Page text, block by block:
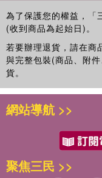
一邊玩繪本，一邊跟
巴士成長套書》三本
這位包子頭小男孩可
待想要帶「比利」回
閱讀也是一種遊戲
對學齡前的幼兒來說
從遊戲中去探索和學
戲、對美的事物敏感
些、那些都是我育兒
沒錯，育兒體驗成了
一直在想，除了教養
感受促成了小比利的
孩子們愉快、豐富的
為了保護您的權益，「
(收到商品為起始日)。
若要辦理退貨，請在商
與完整包裝(商品、附
貨。
網站導航 >>
聚焦三民 >>